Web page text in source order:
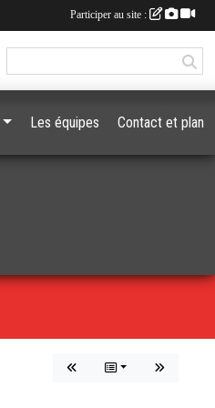
Les équipes Contact et plan
Participer au site :